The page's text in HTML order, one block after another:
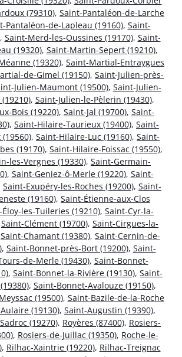
(79310), Saint-Pantaléon-de-Larche
Pantaléon-de-Lapleau (19160), Saint-
, Saint-Merd-les-Oussines (19170), Saint-
(19320), Saint-Martin-Sepert (19210),
(19320), Saint-Martial-Entraygues
de-Gimel (19150), Saint-Julien-près-
Julien-Maumont (19500), Saint-Julien-
, Saint-Julien-le-Pèlerin (19430),
Bois (19220), Saint-Jal (19700), Saint-
, Saint-Hilaire-Taurieux (19400), Saint-
, Saint-Hilaire-Luc (19160), Saint-
(19170), Saint-Hilaire-Foissac (19550),
les-Vergnes (19330), Saint-Germain-
, Saint-Geniez-ô-Merle (19220), Saint-
Saint-Exupéry-les-Roches (19200), Saint-
(19160), Saint-Étienne-aux-Clos
les-Tuileries (19210), Saint-Cyr-la-
Saint-Clément (19700), Saint-Cirgues-la-
Saint-Chamant (19380), Saint-Cernin-de-
, Saint-Bonnet-près-Bort (19200), Saint-
de-Merle (19430), Saint-Bonnet-
, Saint-Bonnet-la-Rivière (19130), Saint-
, Saint-Bonnet-Avalouze (19150),
(19500), Saint-Bazile-de-la-Roche
(19130), Saint-Augustin (19390),
Sadroc (19270), Royères (87400), Rosiers-
, Rosiers-de-Juillac (19350), Roche-le-
, Rilhac-Xaintrie (19220), Rilhac-Treignac